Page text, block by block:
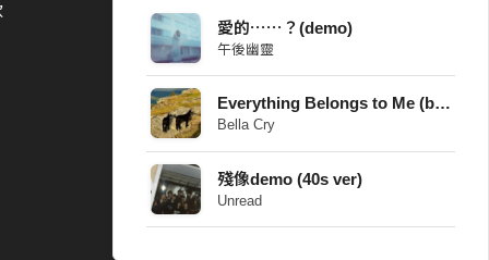
愛的⋯⋯？(demo)
午後幽靈
Everything Belongs to Me (because I’m poor) demo
Bella Cry
殘像demo (40s ver)
Unread
Blow 吹音樂
Packer 派歌
SimpleLife 簡單生活節
ParkPark Carnival
一起比 YEAH 吧